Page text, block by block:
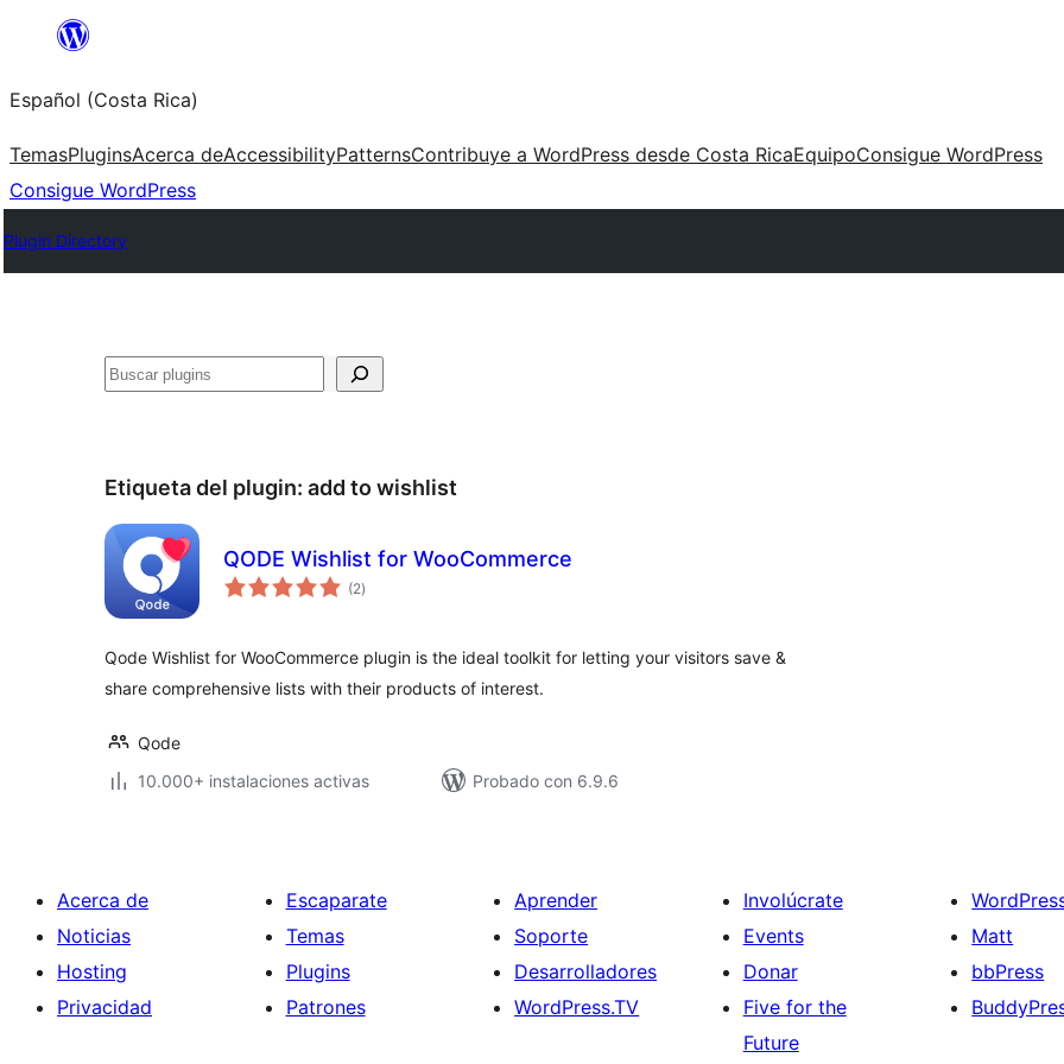
Saltar
contenido
Español (Costa Rica)
TemasPluginsAcerca deAccessibilityPatternsContribuye a WordPress desde Costa RicaEquipoConsigue WordPress
Consigue WordPress
Plugin Directory
Buscar
Etiqueta del plugin: add to wishlist
QODE Wishlist for WooCommerce
(2total
de
)
Qode Wishlist for WooCommerce plugin is the ideal toolkit for letting your visitors save &
share comprehensive lists with their products of interest.
Qode
10.000+ instalaciones activas
Probado con 6.9.6
Acerca de
Noticias
Hosting
Privacidad
Escaparate
Temas
Plugins
Patrones
Aprender
Soporte
Desarrolladores
WordPress.TV
Involúcrate
Events
Donar
Five for the
Future
Matt
bbPress